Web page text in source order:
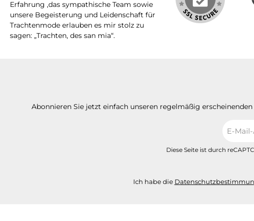
Erfahrung ,das sympathische Team sowie
unsere Begeisterung und Leidenschaft für
Trachtenmode erlauben es mir stolz zu
sagen: „Trachten, des san mia“.
Abonnieren Sie jetzt einfach unseren regelmäßig
Mail-
Adresse
Diese Seite ist durch
Ich habe die